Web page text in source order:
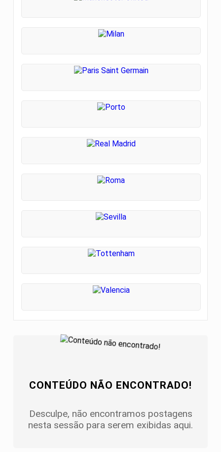
CONTEÚDO NÃO ENCONTRADO!
Desculpe, não encontramos postagens
nesta sessão para serem exibidas aqui.